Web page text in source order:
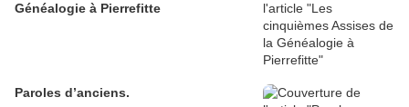
Généalogie à Pierrefitte
Paroles d’anciens.